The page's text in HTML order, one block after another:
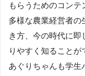
もらうためのコンテ
多様な農業経営者の
き方、今の時代に
りやすく知ることが
あぐりちゃんも学生